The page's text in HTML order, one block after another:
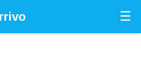
☰